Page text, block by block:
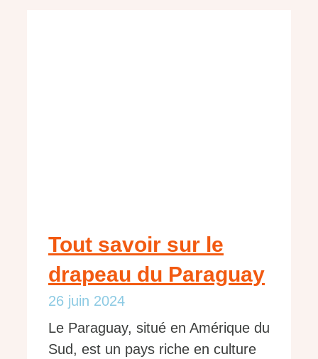
Tout savoir sur le
drapeau du Paraguay
26 juin 2024
Le Paraguay, situé en Amérique du
Sud, est un pays riche en culture